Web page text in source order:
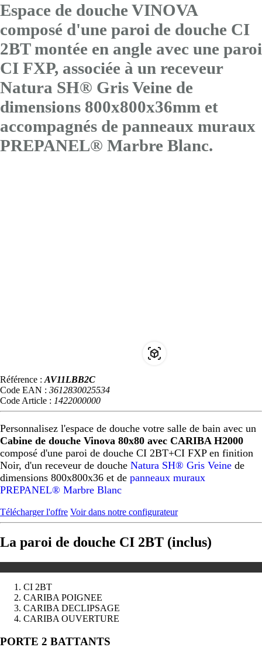
Espace de douche VINOVA
composé d'une paroi de douche CI
2BT montée en angle avec une paroi
CI FXP, associée à un receveur
Natura SH® Gris Veine de
dimensions 800x800x36mm et
accompagnés de panneaux muraux
PREPANEL® Marbre Blanc.
Référence : AV11LBB2C
Code EAN : 3612830025534
Code Article : 1422000000
Personnalisez l'espace de douche votre salle de bain avec un
Cabine de douche Vinova 80x80 avec CARIBA H2000
composé d'une paroi de douche CI 2BT+CI FXP en finition
Noir, d'un receveur de douche Natura SH® Gris Veine de
dimensions 800x800x36 et de panneaux muraux
PREPANEL® Marbre Blanc
Télécharger l'offre Voir dans notre configurateur
La paroi de douche CI 2BT (inclus)
CI 2BT
CARIBA POIGNEE
CARIBA DECLIPSAGE
CARIBA OUVERTURE
Précédent
Suivant
PORTE 2 BATTANTS